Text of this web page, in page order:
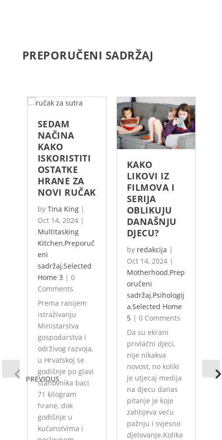
PREPORUČENI SADRŽAJ
PREVIOUS
SEDAM
NAČINA
KAKO
ISKORISTITI
OSTATKE
HRANE ZA
NOVI RUČAK
by Tina King |
Oct 14, 2024 |
Multitasking
Kitchen,Preporuč
eni
sadržaj,Selected
Home 3 | 0
Comments
Prema ranijem
istraživanju
Ministarstva
gospodarstva i
održivog razvoja,
u Hrvatskoj se
godišnje po glavi
stanovnika baci
71 kilogram
hrane, dok
godišnje u
kućanstvima i
KAKO
LIKOVI IZ
FILMOVA I
SERIJA
OBLIKUJU
DANAŠNJU
DJECU?
by redakcija |
Oct 14, 2024 |
Motherhood,Prep
oručeni
sadržaj,Psihologij
a,Selected Home
5 | 0 Comments
Da su ekrani
privlačni djeci,
nije nikakva
novost, no koliki
je utjecaj medija
na djecu danas
pitanje je koje
zahtijeva veću
pažnju i svjesno
djelovanje.Kolika